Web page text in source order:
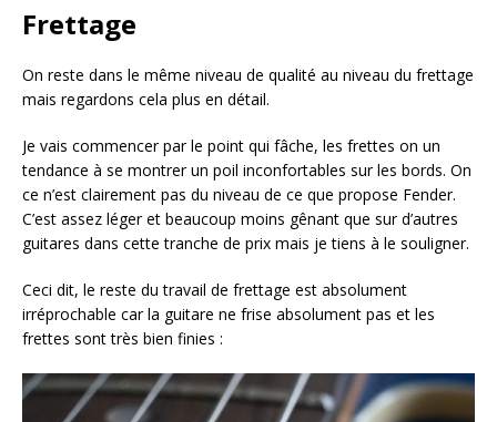
Frettage
On reste dans le même niveau de qualité au niveau du frettage
mais regardons cela plus en détail.
Je vais commencer par le point qui fâche, les frettes on un
tendance à se montrer un poil inconfortables sur les bords. On
ce n’est clairement pas du niveau de ce que propose Fender.
C’est assez léger et beaucoup moins gênant que sur d’autres
guitares dans cette tranche de prix mais je tiens à le souligner.
Ceci dit, le reste du travail de frettage est absolument
irréprochable car la guitare ne frise absolument pas et les
frettes sont très bien finies :